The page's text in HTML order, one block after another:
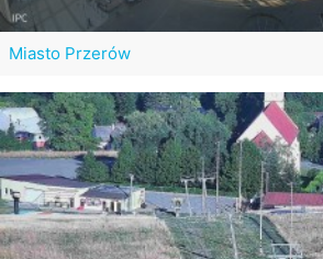
Miasto Przerów